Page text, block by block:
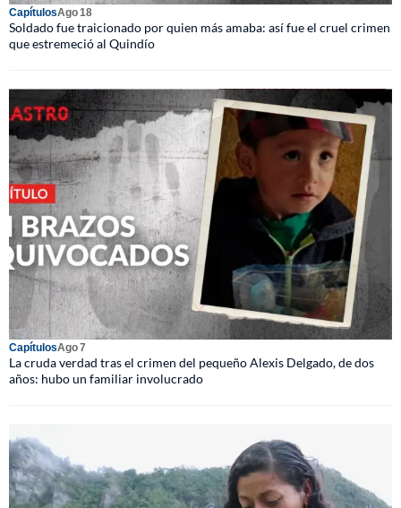
CapítulosAgo 18
Soldado fue traicionado por quien más amaba: así fue el cruel crimen
que estremeció al Quindío
CapítulosAgo 7
La cruda verdad tras el crimen del pequeño Alexis Delgado, de dos
años: hubo un familiar involucrado